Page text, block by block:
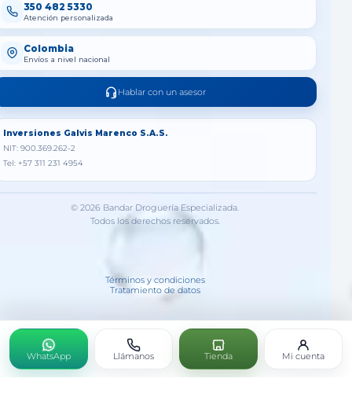
350 482 5330
Atención personalizada
Colombia
Envíos a nivel nacional
Hablar con un asesor
Inversiones Galvis Marenco S.A.S.
NIT: 900.369.262-2
Tel: +57 311 231 4954
© 2026 Bandar Droguería Especializada.
Todos los derechos reservados.
Términos y condiciones
Tratamiento de datos
WhatsApp Llámanos Tienda Mi cuenta